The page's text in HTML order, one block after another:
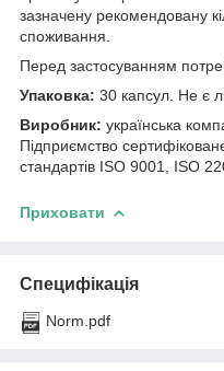
зазначену рекомендовану
споживання.
Перед застосуванням
Упаковка: 30 капсул. Не є
Виробник: українська
Підприємство
стандартів ISO 9001, ISO
Приховати
Специфікація
Norm.pdf